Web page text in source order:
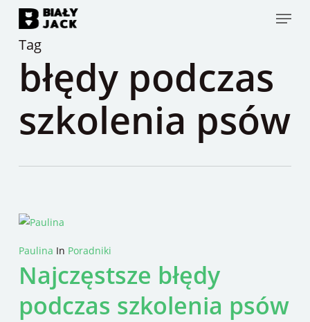
main
content
Menu
Tag
błędy podczas
szkolenia psów
Paulina In Poradniki
Najczęstsze błędy
podczas szkolenia psów